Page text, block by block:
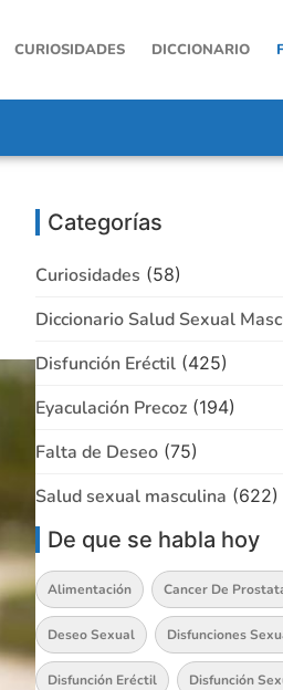
CURIOSIDADES DICCIONARIO
Categorías
Curiosidades (58)
Diccionario Salud Sexual
Disfunción Eréctil (425)
Eyaculación Precoz (194)
Falta de Deseo (75)
Salud sexual masculina (622)
De que se habla hoy
Alimentación Cancer De
Deseo Sexual Disfunciones
Disfunción Eréctil Disfunción